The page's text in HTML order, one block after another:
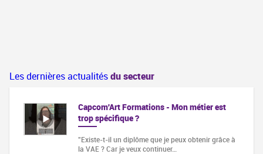
Les dernières actualitésdu secteur
Capcom'Art Formations - Mon métier est
trop spécifique ?
"Existe-t-il un diplôme que je peux obtenir grâce à
la VAE ? Car je veux continuer…